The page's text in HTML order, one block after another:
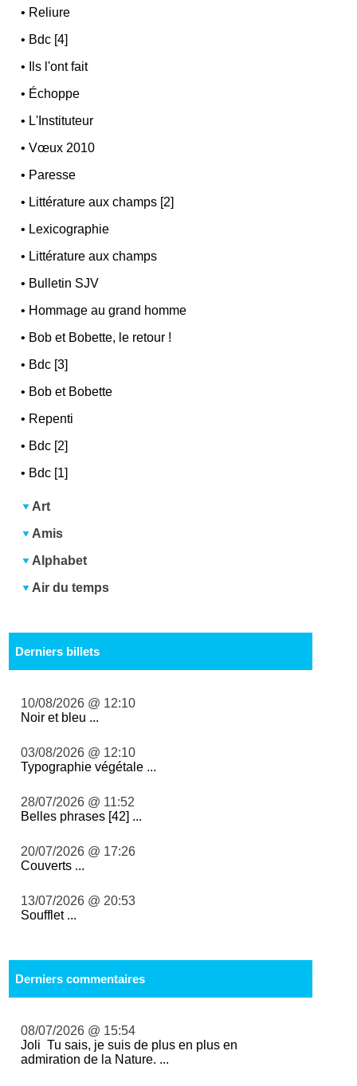
• Reliure
• Bdc [4]
•
Ils l'ont fait
• Échoppe
• L'Instituteur
•Vœux 2010
• Paresse
• Littérature aux champs [2]
• Lexicographie
• Littérature aux champs
• Bulletin SJV
• Hommage au grand homme
• Bob et Bobette, le retour !
• Bdc [3]
• Bob et Bobette
• Repenti
• Bdc [2]
• Bdc [1]
Art
Amis
Alphabet
Air du temps
Derniers billets
10/08/2026 @ 12:10
Noir et bleu ...
03/08/2026 @ 12:10
Typographie végétale ...
28/07/2026 @ 11:52
Belles phrases [42] ...
20/07/2026 @ 17:26
Couverts ...
13/07/2026 @ 20:53
Soufflet ...
Derniers commentaires
08/07/2026 @ 15:54
Joli Tu sais, je suis de plus en plus en
admiration de la Nature. ...